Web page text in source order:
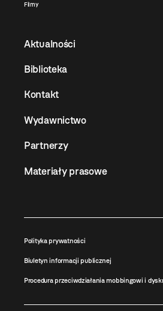
Filmy
Aktualności
Biblioteka
Kontakt
Wydawnictwo
Partnerzy
Materiały prasowe
Polityka prywatności
Biuletyn informacji publicznej
Procedura przeciwdziałania mobbingowi i